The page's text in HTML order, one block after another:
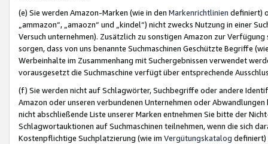
(e) Sie werden Amazon-Marken (wie in den Markenrichtlinien definiert)
„ammazon“, „amaozn“ und „kindel“) nicht zwecks Nutzung in einer
Versuch unternehmen). Zusätzlich zu sonstigen Amazon zur
sorgen, dass von uns benannte Suchmaschinen Geschützte Begriffe
Werbeinhalte im Zusammenhang mit Suchergebnissen verwendet
vorausgesetzt die Suchmaschine verfügt über entsprechende
(f) Sie werden nicht auf Schlagwörter, Suchbegriffe oder andere
Amazon oder unseren verbundenen Unternehmen oder
nicht abschließende Liste unserer Marken entnehmen Sie bitte der
Schlagwortauktionen auf Suchmaschinen teilnehmen, wenn die sich
Kostenpflichtige Suchplatzierung (wie im Vergütungskatalog definiert)